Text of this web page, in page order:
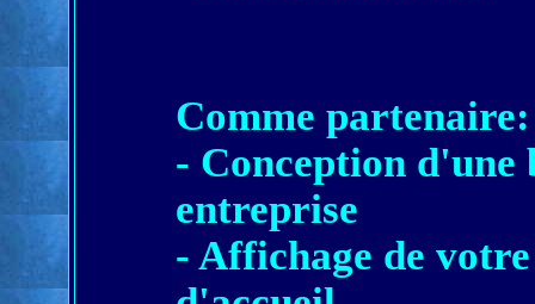
Comme partenaire:
- Conception d'une
entreprise
- Affichage de